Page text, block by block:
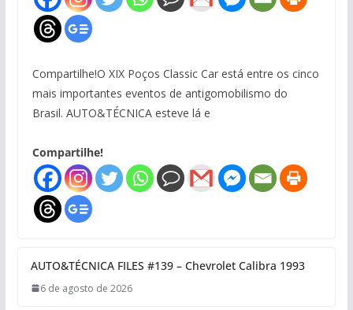
Compartilhe!O XIX Poços Classic Car está entre os cinco
mais importantes eventos de antigomobilismo do
Brasil. AUTO&TÉCNICA esteve lá e
Compartilhe!
AUTO&TÉCNICA FILES #139 – Chevrolet Calibra 1993
6 de agosto de 2026